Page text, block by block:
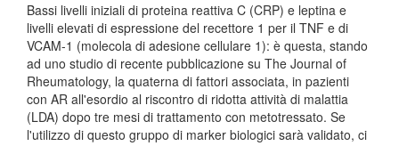
Bassi livelli iniziali di proteina reattiva C (CRP) e leptina e
livelli elevati di espressione del recettore 1 per il TNF e di
VCAM-1 (molecola di adesione cellulare 1): è questa, stando
ad uno studio di recente pubblicazione su The Journal of
Rheumatology, la quaterna di fattori associata, in pazienti
con AR all'esordio al riscontro di ridotta attività di malattia
(LDA) dopo tre mesi di trattamento con metotressato. Se
l'utilizzo di questo gruppo di marker biologici sarà validato, ci